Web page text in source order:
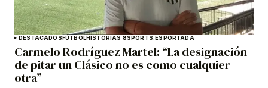
DESTACADOSFÚTBOLHISTORIAS 8SPORTS.ESPORTADA
Carmelo Rodríguez Martel: “La designación
de pitar un Clásico no es como cualquier
otra”